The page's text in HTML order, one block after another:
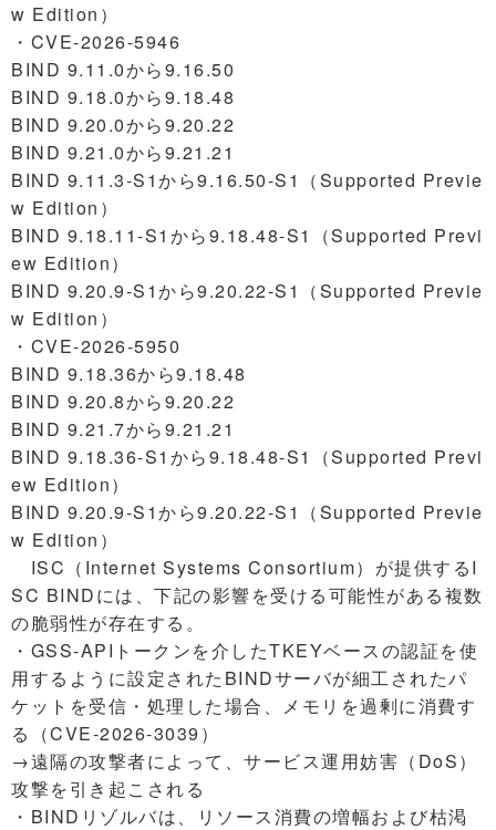
w Edition）
・CVE-2026-5946
BIND 9.11.0から9.16.50
BIND 9.18.0から9.18.48
BIND 9.20.0から9.20.22
BIND 9.21.0から9.21.21
BIND 9.11.3-S1から9.16.50-S1（Supported Previe
w Edition）
BIND 9.18.11-S1から9.18.48-S1（Supported Previ
ew Edition）
BIND 9.20.9-S1から9.20.22-S1（Supported Previe
w Edition）
・CVE-2026-5950
BIND 9.18.36から9.18.48
BIND 9.20.8から9.20.22
BIND 9.21.7から9.21.21
BIND 9.18.36-S1から9.18.48-S1（Supported Previ
ew Edition）
BIND 9.20.9-S1から9.20.22-S1（Supported Previe
w Edition）
ISC（Internet Systems Consortium）が提供するI
SC BINDには、下記の影響を受ける可能性がある複数
の脆弱性が存在する。
・GSS-APIトークンを介したTKEYベースの認証を使
用するように設定されたBINDサーバが細工されたパ
ケットを受信・処理した場合、メモリを過剰に消費す
る（CVE-2026-3039）
→遠隔の攻撃者によって、サービス運用妨害（DoS）
攻撃を引き起こされる
・BINDリゾルバは、リソース消費の増幅および枯渇